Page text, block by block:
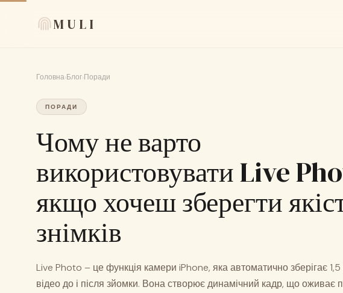
MULI
Головна›Блог›Поради
ПОРАДИ
Чому не варто
використовувати Live
якщо хочеш зберегти
знімків
Live Photo – це функція камери iPhone, яка автоматично зберігає 1,5
відео до і після зйомки. Вона створює динамічний кадр, що оживає